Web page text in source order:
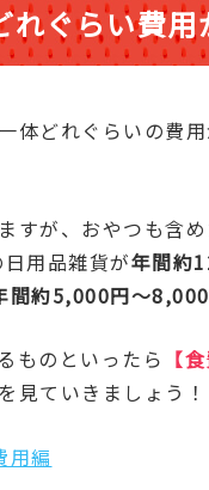
ぐらい費用
体どれぐらいの費
すが、おやつも含
用品雑貨が年間約
間約5,000円～
ものといったら 【
見ていきましょう！
編